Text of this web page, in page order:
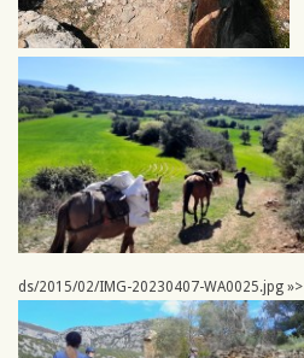
ds/2015/02/IMG-20230407-WA0025.jpg »>